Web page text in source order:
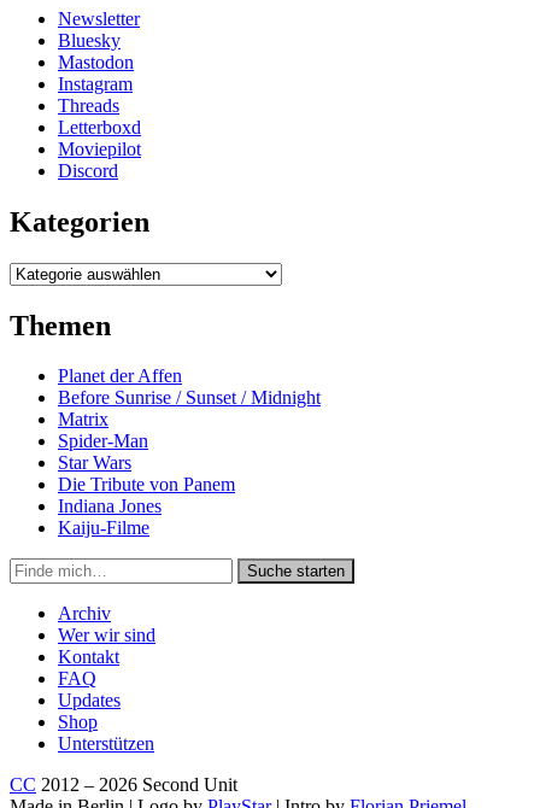
Newsletter
Bluesky
Mastodon
Instagram
Threads
Letterboxd
Moviepilot
Discord
Kategorien
Kategorien
Themen
Planet der Affen
Before Sunrise / Sunset / Midnight
Matrix
Spider-Man
Star Wars
Die Tribute von Panem
Indiana Jones
Kaiju-Filme
Suche
in
https://secondunit-
podcast.de/
Suche starten
Archiv
Wer wir sind
Kontakt
FAQ
Updates
Shop
Unterstützen
CC 2012 – 2026 Second Unit